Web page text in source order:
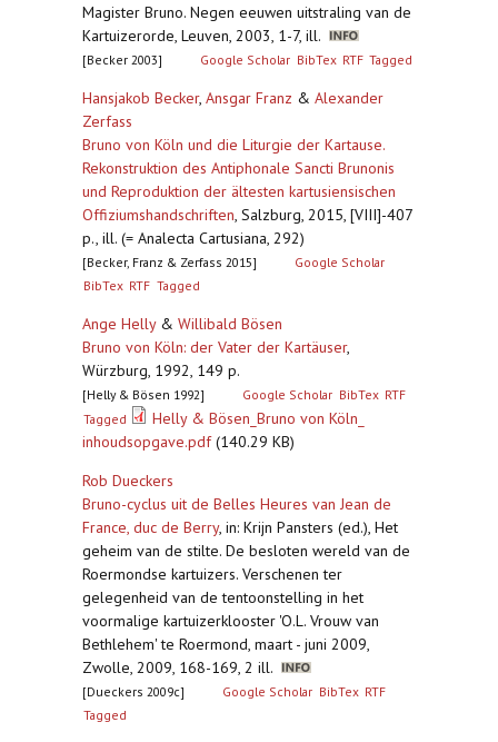
Magister Bruno. Negen eeuwen uitstraling van de
Kartuizerorde, Leuven, 2003, 1-7, ill.
[Becker 2003] Google Scholar BibTex RTF Tagged
Hansjakob Becker, Ansgar Franz & Alexander
Zerfass
Bruno von Köln und die Liturgie der Kartause.
Rekonstruktion des Antiphonale Sancti Brunonis
und Reproduktion der ältesten kartusiensischen
Offiziumshandschriften, Salzburg, 2015, [VIII]-407
p., ill. (= Analecta Cartusiana, 292)
[Becker, Franz & Zerfass 2015]
Google Scholar
BibTex RTF Tagged
Ange Helly& Willibald Bösen
Bruno von Köln: der Vater der Kartäuser,
Würzburg, 1992, 149 p.
[Helly & Bösen 1992] Google Scholar BibTex RTF
Tagged
Helly & Bösen_Bruno von Köln_
inhoudsopgave.pdf(140.29 KB)
Rob Dueckers
Bruno-cyclus uit de Belles Heures van Jean de
France, duc de Berry, in: Krijn Pansters (ed.), Het
geheim van de stilte. De besloten wereld van de
Roermondse kartuizers. Verschenen ter
gelegenheid van de tentoonstelling in het
voormalige kartuizerklooster 'O.L. Vrouw van
Bethlehem' te Roermond, maart - juni 2009,
Zwolle, 2009, 168-169, 2 ill.
[Dueckers 2009c] Google Scholar BibTex RTF
Tagged